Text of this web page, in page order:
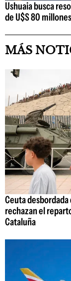
Ushuaia busca
de U$S 80
MÁS
Ceuta
rechazan el
Cataluña